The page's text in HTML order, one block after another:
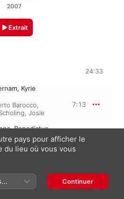
2007
Extrait
24:33
Kyrie
Barocco,
, Josie
7:13
Benedictus
,Koen van
,
Elsbeth
3:46
Elizabeth
4:01
pays pour afficher le
du lieu où vous vous
Continuer